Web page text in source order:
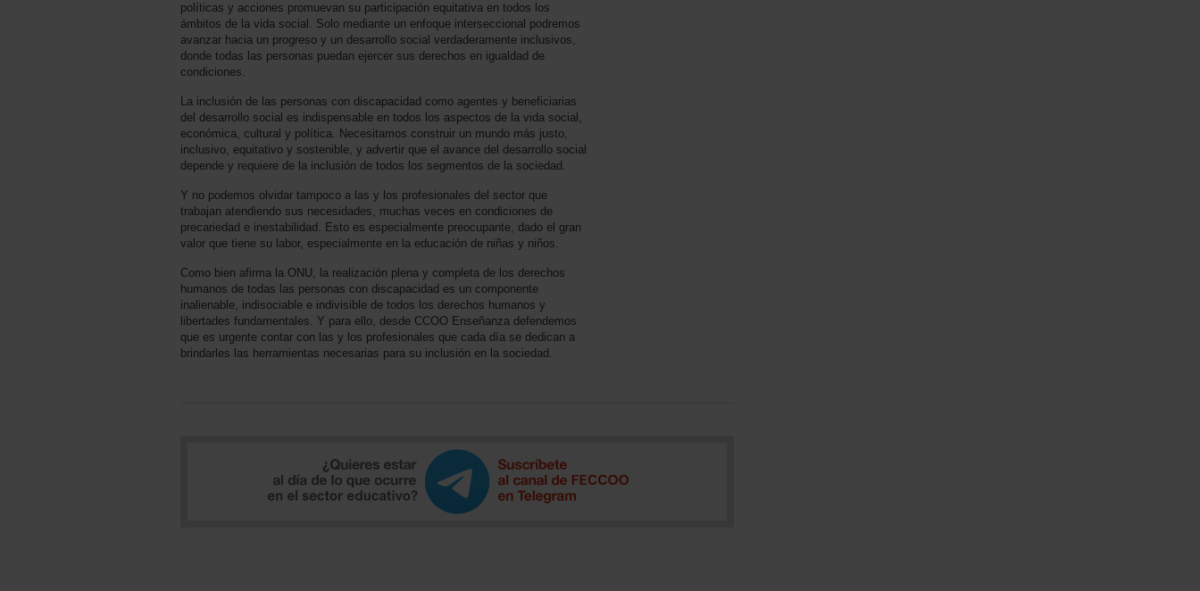
políticas y acciones promuevan su participación equitativa en todos los
ámbitos de la vida social. Solo mediante un enfoque interseccional podremos
avanzar hacia un progreso y un desarrollo social verdaderamente inclusivos,
donde todas las personas puedan ejercer sus derechos en igualdad de
condiciones.
La inclusión de las personas con discapacidad como agentes y beneficiarias
del desarrollo social es indispensable en todos los aspectos de la vida social,
económica, cultural y política. Necesitamos construir un mundo más justo,
inclusivo, equitativo y sostenible, y advertir que el avance del desarrollo social
depende y requiere de la inclusión de todos los segmentos de la sociedad.
Y no podemos olvidar tampoco a las y los profesionales del sector que
trabajan atendiendo sus necesidades, muchas veces en condiciones de
precariedad e inestabilidad. Esto es especialmente preocupante, dado el gran
valor que tiene su labor, especialmente en la educación de niñas y niños.
Como bien afirma la ONU, la realización plena y completa de los derechos
humanos de todas las personas con discapacidad es un componente
inalienable, indisociable e indivisible de todos los derechos humanos y
libertades fundamentales. Y para ello, desde CCOO Enseñanza defendemos
que es urgente contar con las y los profesionales que cada día se dedican a
brindarles las herramientas necesarias para su inclusión en la sociedad.